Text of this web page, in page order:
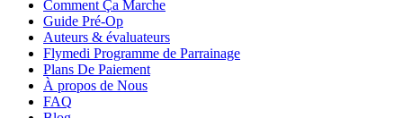
Comment Ça Marche
Guide Pré-Op
Auteurs & évaluateurs
Flymedi Programme de Parrainage
Plans De Paiement
À propos de Nous
FAQ